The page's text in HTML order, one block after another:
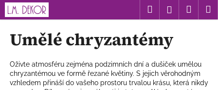
Přejít
obsah
HledatPřihlášení
Umělé chryzantémy
Oživte atmosféru zejména podzimních dní a dušiček umělou
chryzantémou ve formě řezané květiny. S jejich věrohodným
vzhledem přináší do vašeho prostoru trvalou krásu, která nikdy
K
o
o
p